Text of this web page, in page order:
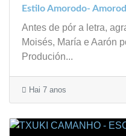
Estilo Amorodo-
Antes de pór a letra,
Moisés, María e Aarón
Produción...
Hai 7 anos